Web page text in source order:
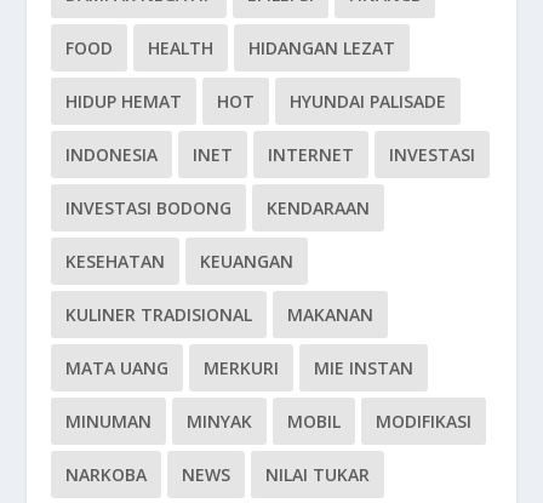
FOOD HEALTH HIDANGAN LEZAT
HIDUP HEMAT HOT HYUNDAI PALISADE
INDONESIA INET INTERNET INVESTASI
INVESTASI BODONG KENDARAAN
KESEHATAN KEUANGAN
KULINER TRADISIONAL MAKANAN
MATA UANG MERKURI MIE INSTAN
MINUMAN MINYAK MOBIL MODIFIKASI
NARKOBA NEWS NILAI TUKAR